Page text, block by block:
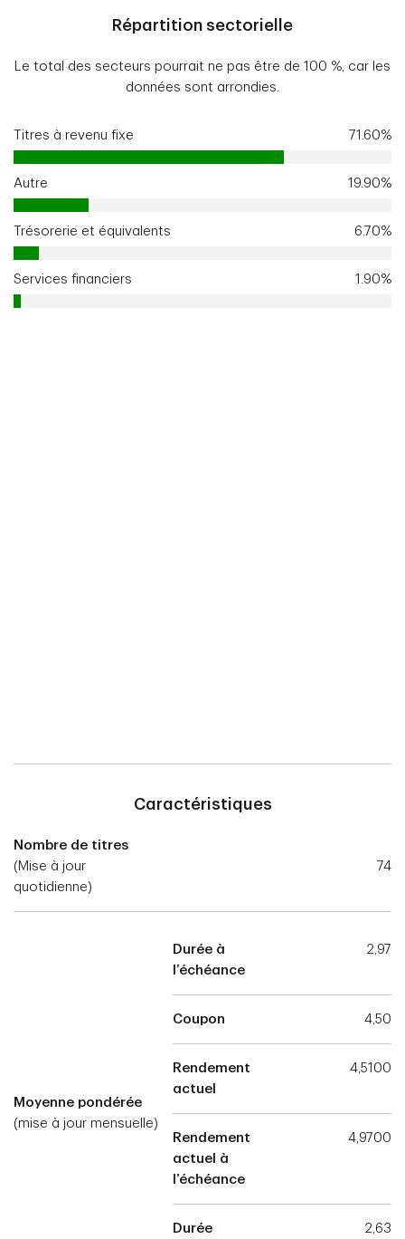
Répartition sectorielle
Le total des secteurs pourrait ne pas être de 100 %, car les
données sont arrondies.
Titres à revenu fixe 71.60%
Autre 19.90%
Trésorerie et équivalents 6.70%
Services financiers 1.90%
Caractéristiques
Nombre de titres
(Mise à jour
quotidienne)
74
Moyenne pondérée
(mise à jour mensuelle)
Durée à
l’échéance
2,97
Coupon 4,50
Rendement
actuel
4,5100
Rendement
actuel à
l’échéance
4,9700
Durée 2,63